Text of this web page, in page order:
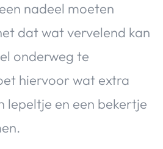
nadeel moeten
dat wat vervelend kan
onderweg te
hiervoor wat extra
lepeltje en een bekertje